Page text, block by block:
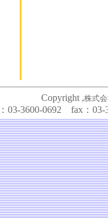
Copyright ,株式
03-3600-0692 fax：